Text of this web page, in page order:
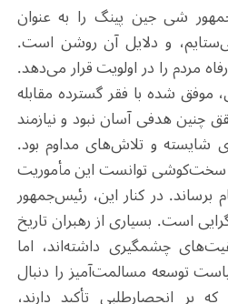
شی جین پینگ را به عنوان
و دلایل آن روشن است.
مردم را در اولویت قرار می‌دهد.
شده با فقر گسترده مقابله
چنین هدفی آسان نبود و نیازمند
شایسته و تلاش‌های مداوم بود.
و سخت‌کوشی توانست این مأموریت
برساند. در کنار این، رئیس‌جمهور
است. بسیاری از رهبران تاریخ
چشمگیری داشته‌اند، اما
توسعه مسالمت‌آمیز را دنبال
بر انحصارطلبی تأکید دارند،